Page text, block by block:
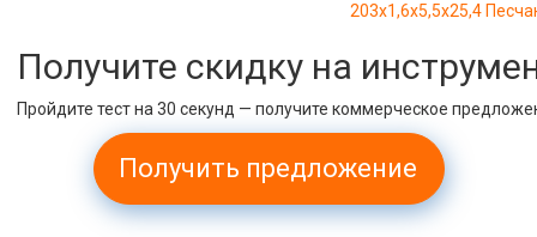
203x1,6x5,5x25,4
Получите скидку на
Пройдите тест на 30 секунд — получите коммерческое
Получить предложение